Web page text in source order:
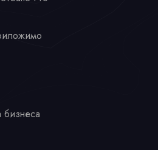
бизнеса